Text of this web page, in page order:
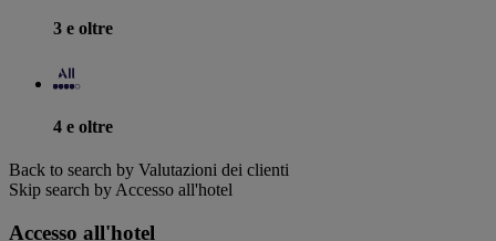
3 e oltre
4 e oltre
Back to search by Valutazioni dei clienti
Skip search by Accesso all'hotel
Accesso all'hotel